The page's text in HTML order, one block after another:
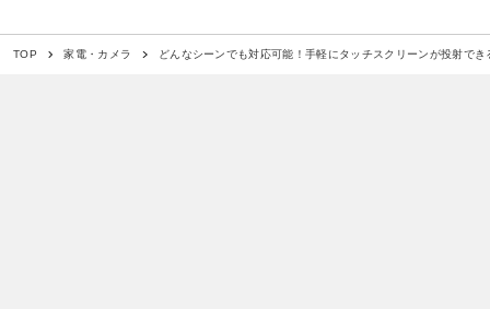
TOP 家電・カメラ どんなシーンでも対応可能！手軽にタッチスクリーンが投射で